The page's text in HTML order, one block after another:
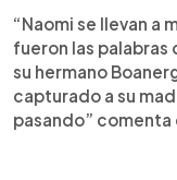
“Naomi se llevan a
fueron las palabras
su hermano
capturado a su
pasando” comenta